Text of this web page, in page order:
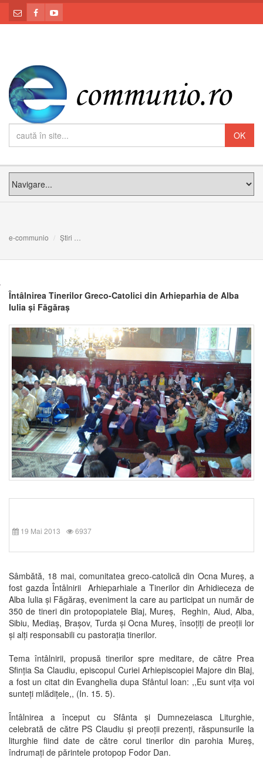
e-communio Știri
Întâlnirea Tinerilor Greco-Catolici din Arhieparhia de Alba
Iulia și Făgăraș
19 Mai 2013 6937
Sâmbătă, 18 mai, comunitatea greco-catolică din Ocna Mureș, a
fost gazda Întâlnirii Arhieparhiale a Tinerilor din Arhidieceza de
Alba Iulia și Făgăraș, eveniment la care au participat un număr de
350 de tineri din protopopiatele Blaj, Mureș, Reghin, Aiud, Alba,
Sibiu, Mediaș, Brașov, Turda și Ocna Mureș, însoțiți de preoții lor
și alți responsabili cu pastorația tinerilor.
Tema întâlnirii, propusă tinerilor spre meditare, de către Prea
Sfinția Sa Claudiu, episcopul Curiei Arhiepiscopiei Majore din Blaj,
a fost un citat din Evanghelia dupa Sfântul Ioan: ,,Eu sunt vița voi
sunteți mlădițele,, (In. 15. 5).
Întâlnirea a început cu Sfânta și Dumnezeiasca Liturghie,
celebrată de către PS Claudiu și preoții prezenți, răspunsurile la
liturghie fiind date de către corul tinerilor din parohia Mureș,
îndrumați de părintele protopop Fodor Dan.